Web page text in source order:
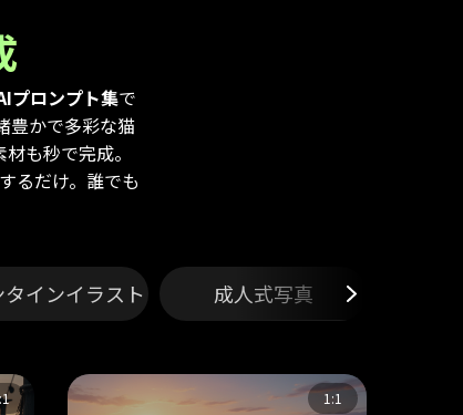
プロンプト集で
豊かで多彩な猫
も秒で完成。
るだけ。誰でも
インイラスト 成人式写真
1:1